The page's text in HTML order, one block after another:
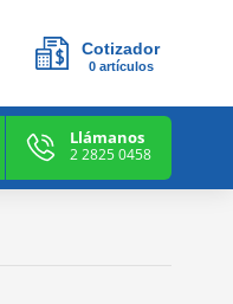
Cotizador
0artículos
Llámanos
2 2825 0458